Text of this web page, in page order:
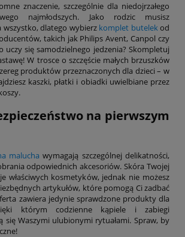
znaczenie, szczególnie dla niedojrzałego
najmłodszych. Jako rodzic musisz
wszystko, dlatego wybierz komplet butelekod
takich jak Philips Avent, Canpol czy
uczy się samodzielnego jedzenia? Skompletuj
W trosce o szczęście małych brzuszków
produktów przeznaczonych dla dzieci – w
kaszki, płatki i obiadki uwielbiane przez
na pierwszym
malucha wymagają szczególnej delikatności,
odpowiednich akcesoriów. Skóra Twojej
właściwych kosmetyków, jednak nie możesz
artykułów, które pomogą Ci zadbać
zawiera jedynie sprawdzone produkty dla
którym codzienne kąpiele i zabiegi
się Waszymi ulubionymi rytuałami. Spraw, by